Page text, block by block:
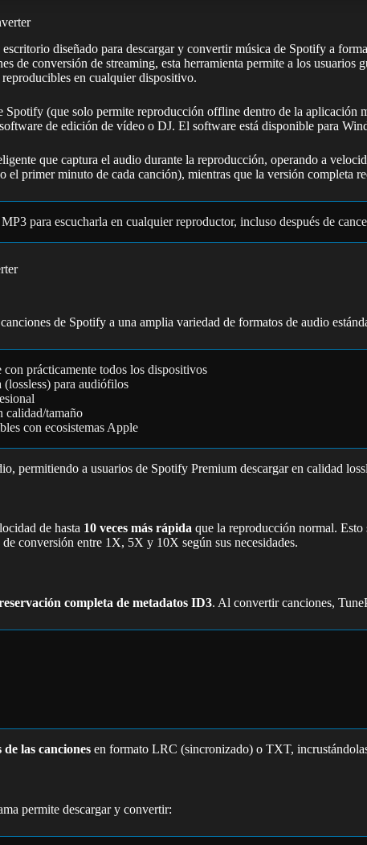
escritorio diseñado para descargar y convertir música de Spotify a
de conversión de streaming, esta herramienta permite a los
en cualquier dispositivo.
(que solo permite reproducción offline dentro de la aplicación
de edición de vídeo o DJ. El software está disponible para
que captura el audio durante la reproducción, operando a
primer minuto de cada canción), mientras que la versión completa
para escucharla en cualquier reproductor, incluso después de
de Spotify a una amplia variedad de formatos de audio
prácticamente todos los dispositivos
para audiófilos
calidad/tamaño
con ecosistemas Apple
permitiendo a usuarios de Spotify Premium descargar en calidad
de hasta 10 veces más rápida que la reproducción normal.
conversión entre 1X, 5X y 10X según sus necesidades.
completa de metadatos ID3. Al convertir canciones,
las canciones en formato LRC (sincronizado) o TXT,
permite descargar y convertir: